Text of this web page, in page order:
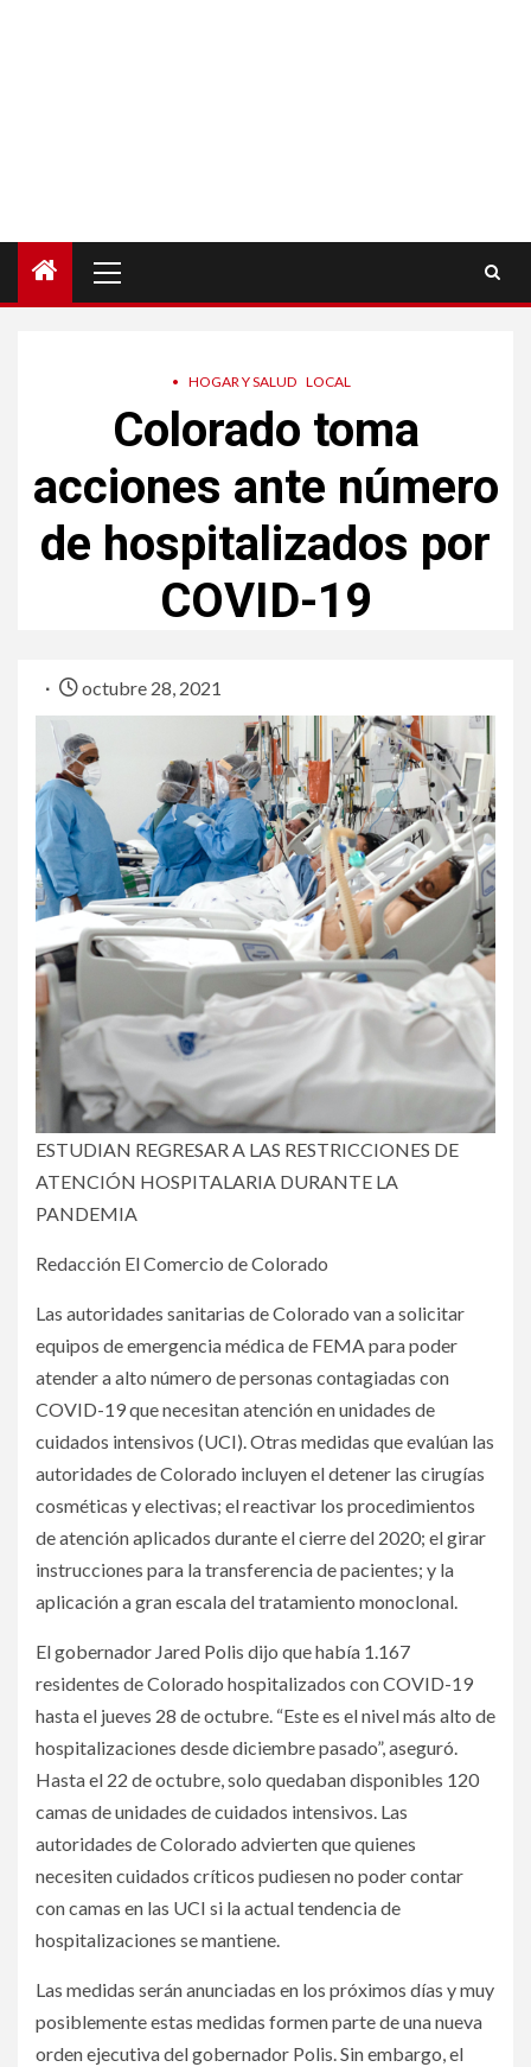
principal
• HOGAR Y SALUD LOCAL
Colorado toma
acciones ante número
de hospitalizados por
COVID-19
octubre 28, 2021
ESTUDIAN REGRESAR A LAS RESTRICCIONES DE
ATENCIÓN HOSPITALARIA DURANTE LA
PANDEMIA
Redacción El Comercio de Colorado
Las autoridades sanitarias de Colorado van a solicitar
equipos de emergencia médica de FEMA para poder
atender a alto número de personas contagiadas con
COVID-19 que necesitan atención en unidades de
cuidados intensivos (UCI). Otras medidas que evalúan las
autoridades de Colorado incluyen el detener las cirugías
cosméticas y electivas; el reactivar los procedimientos
de atención aplicados durante el cierre del 2020; el girar
instrucciones para la transferencia de pacientes; y la
aplicación a gran escala del tratamiento monoclonal.
El gobernador Jared Polis dijo que había 1.167
residentes de Colorado hospitalizados con COVID-19
hasta el jueves 28 de octubre. “Este es el nivel más alto de
hospitalizaciones desde diciembre pasado”, aseguró.
Hasta el 22 de octubre, solo quedaban disponibles 120
camas de unidades de cuidados intensivos. Las
autoridades de Colorado advierten que quienes
necesiten cuidados críticos pudiesen no poder contar
con camas en las UCI si la actual tendencia de
hospitalizaciones se mantiene.
Las medidas serán anunciadas en los próximos días y muy
posiblemente estas medidas formen parte de una nueva
orden ejecutiva del gobernador Polis. Sin embargo, el